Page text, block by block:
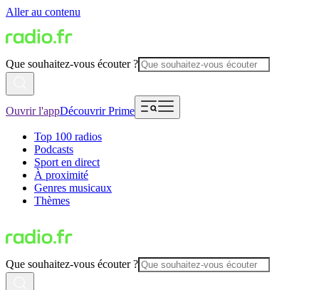
Aller au contenu
Que souhaitez-vous écouter ?
Ouvrir l'appDécouvrir Prime
Top 100 radios
Podcasts
Sport en direct
À proximité
Genres musicaux
Thèmes
Que souhaitez-vous écouter ?